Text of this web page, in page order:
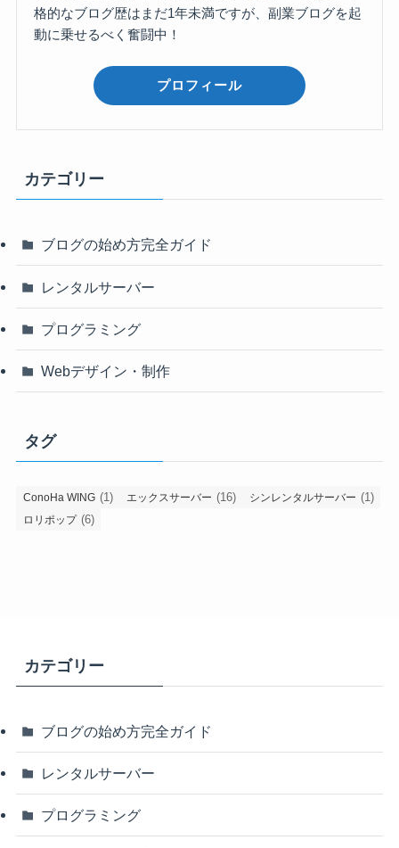
格的なブログ歴はまだ1年未満ですが、副業ブログを起
動に乗せるべく奮闘中！
プロフィール
カテゴリー
ブログの始め方完全ガイド
レンタルサーバー
プログラミング
Webデザイン・制作
タグ
ConoHa WING (1) エックスサーバー (16) シンレンタルサーバー (1)
ロリポップ(6)
カテゴリー
ブログの始め方完全ガイド
レンタルサーバー
プログラミング